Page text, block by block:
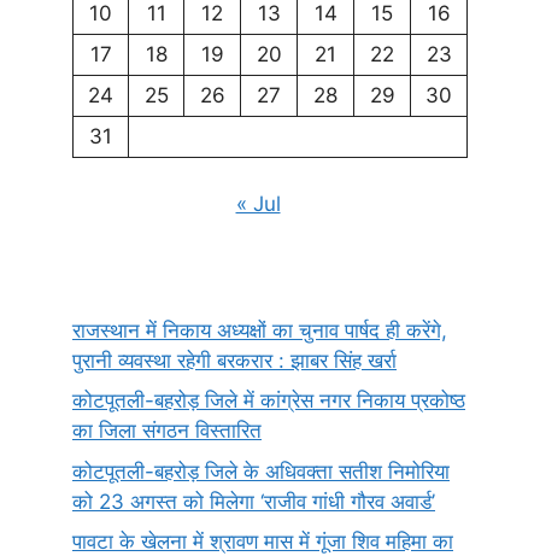
10
11 12 13 14 15
16
17
18 19 20 21 22
23
24
25 26 27 28 29
30
31
« Jul
राजस्थान में निकाय अध्यक्षों का चुनाव पार्षद ही करेंगे,
पुरानी व्यवस्था रहेगी बरकरार : झाबर सिंह खर्रा
कोटपूतली-बहरोड़ जिले में कांग्रेस नगर निकाय प्रकोष्ठ
का जिला संगठन विस्तारित
कोटपूतली-बहरोड़ जिले के अधिवक्ता सतीश निमोरिया
को 23 अगस्त को मिलेगा ‘राजीव गांधी गौरव अवार्ड’
पावटा के खेलना में श्रावण मास में गूंजा शिव महिमा का